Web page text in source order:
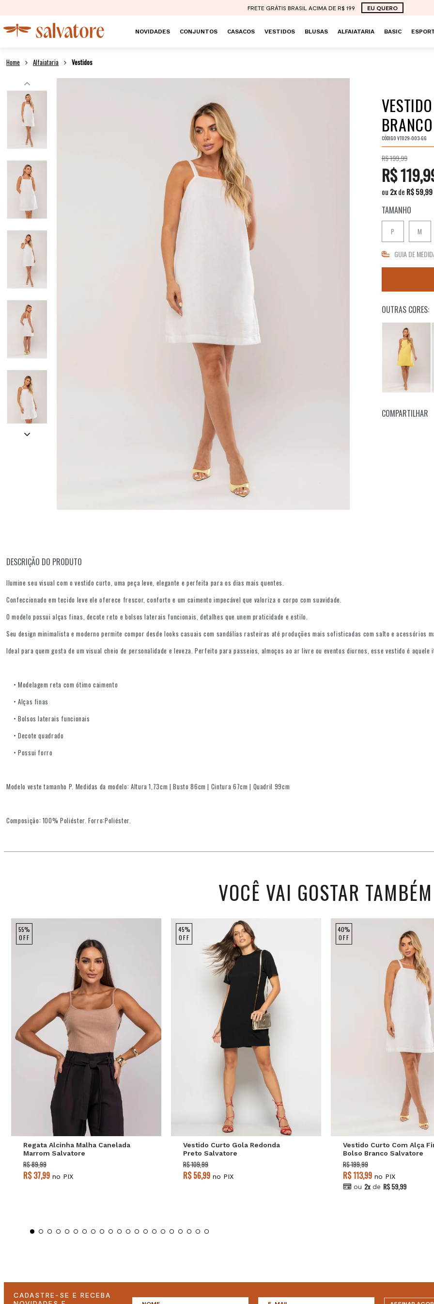
FRETE GRÁTIS BRASIL ACIMA DE R$ 199 EU QUERO
NOVIDADES CONJUNTOS CASACOS VESTIDOS BLUSAS ALFAIATARIA BASIC
Alfaiataria Vestidos
CÓDIGO VT029-003-GG
R$ 199,99
R$
ou 2xde R$ 59,99
TAMANHO
P M
GUIA DE
OUTRAS CORES:
COMPARTILHAR
DESCRIÇÃO DO PRODUTO
Ilumine seu visual com o vestido curto, uma peça leve, elegante e perfeita para os dias mais quentes.
Confeccionado em tecido leve ele oferece frescor, conforto e um caimento impecável que valoriza o corpo com suavidade.
O modelo possui alças finas, decote reto e bolsos laterais funcionais, detalhes que unem praticidade e estilo.
Seu design minimalista e moderno permite compor desde looks casuais com sandálias rasteiras até produções mais sofisticadas com salto e acessórios
Ideal para quem gosta de um visual cheio de personalidade e leveza. Perfeito para passeios, almoços ao ar livre ou eventos diurnos, esse vestido é aquele
• Modelagem reta com ótimo caimento
• Alças finas
• Bolsos laterais funcionais
• Decote quadrado
• Possui forro
Modelo veste tamanho P. Medidas da modelo: Altura 1,73cm | Busto 86cm | Cintura 67cm | Quadril 99cm
Composição: 100% Poliéster. Forro:Poliéster.
VOCÊ VAI GOSTAR TAMBÉM
55%
OFF
Regata Alcinha Malha Canelada
Marrom Salvatore
R$ 89,99
R$ 37,99 no PIX
45%
OFF
Vestido Curto Gola Redonda
Preto Salvatore
R$ 109,99
R$ 56,99 no PIX
40%
OFF
G
Vestido Curto Com Alça
Bolso Branco Salvatore
R$ 199,99
R$ 113,99 no PIX
ou 2x de R$ 59,99
CADASTRE-SE E RECEBA